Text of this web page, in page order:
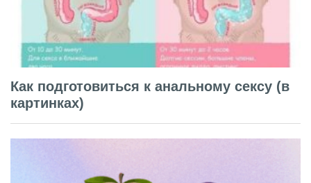
Как подготовиться к анальному сексу (в
картинках)